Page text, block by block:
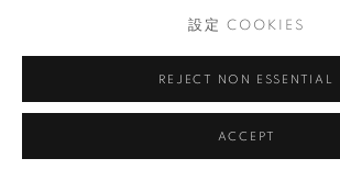
設定 COOKIES
REJECT NON ESSENTIAL
ACCEPT